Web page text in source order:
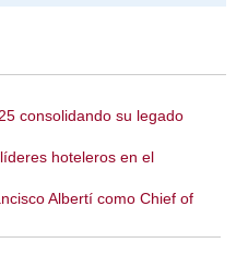
consolidando su legado
hoteleros en el
Albertí como Chief of